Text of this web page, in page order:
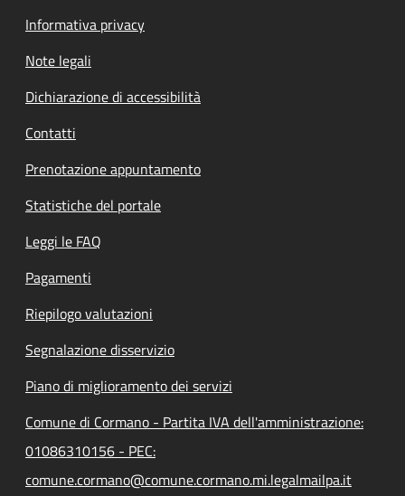
Informativa privacy
Note legali
Dichiarazione di accessibilità
Contatti
Prenotazione appuntamento
Statistiche del portale
Leggi le FAQ
Pagamenti
Riepilogo valutazioni
Segnalazione disservizio
Piano di miglioramento dei servizi
Comune di Cormano - Partita IVA dell'amministrazione:
01086310156 - PEC:
comune.cormano@comune.cormano.mi.legalmailpa.it